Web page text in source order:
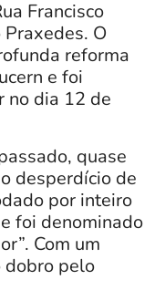
Francisco
O
reforma
e foi
no dia 12 de
quase
desperdício de
por inteiro
foi denominado
Com um
dobro pelo